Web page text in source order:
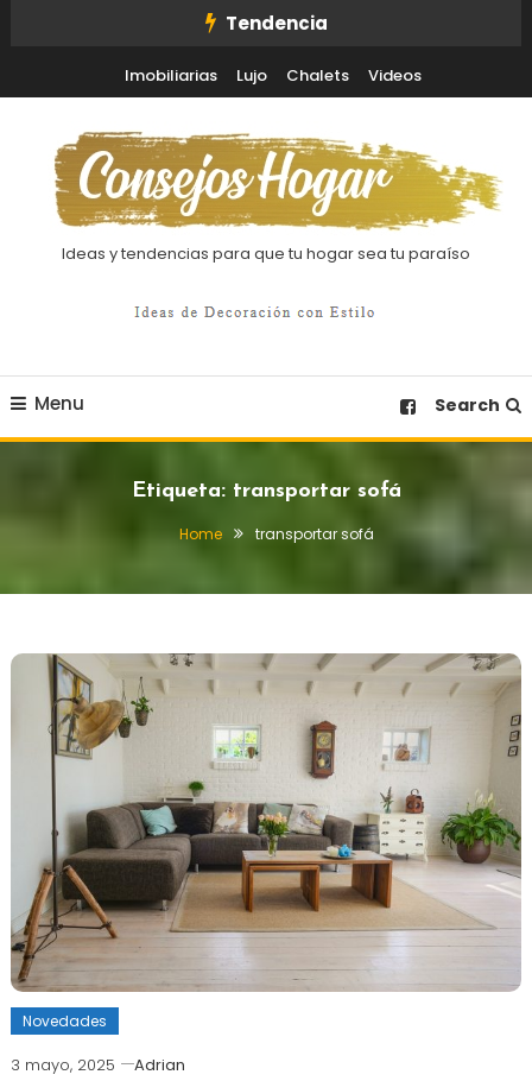
Tendencia
Imobiliarias Lujo Chalets Videos
Ideas y tendencias para que tu hogar sea tu paraíso
Menu Search
Etiqueta: transportar sofá
Home transportar sofá
Novedades
3 mayo, 2025
Adrian